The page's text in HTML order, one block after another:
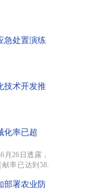
急处置演练
技术开发推
化率已超
26日透露，
率已达到58.
部署农业防